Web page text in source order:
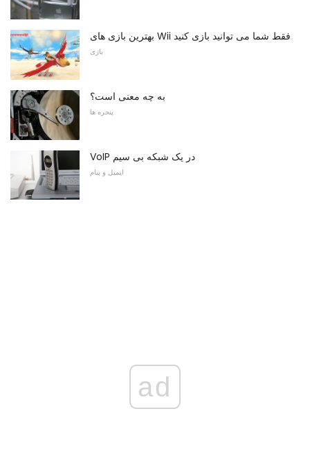
بهترین بازی های Wii فقط شما می توانید بازی کنید
بازی
به چه معنی است؟
پنجره ها
VoIP در یک شبکه بی سیم
ایمیل و پیام
ad